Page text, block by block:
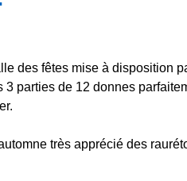
des fêtes mise à disposition
parties de 12 donnes
très apprécié des